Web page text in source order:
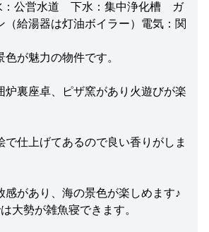
：公営水道 下水：集中浄化槽 ガ
（給湯器は灯油ボイラー）電気：関
が魅力の物件です。
裏座卓、ピザ窯があり火遊びが楽
仕上げてあるので良い香りがしま
があり、海の景色が楽しめます♪
大勢が雑魚寝できます。